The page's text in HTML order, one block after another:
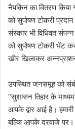
नैपकिन का वितरण किया
को सुपोषण टोकरी
संस्कार भी विधिवत
को सुपोषण टोकरी भेंट
खीर खिलाकर
उपस्थित जनसमूह को
“सुशासन तिहार के
आपके द्वार आई है।
बल्कि आपके दरवाजे पर।